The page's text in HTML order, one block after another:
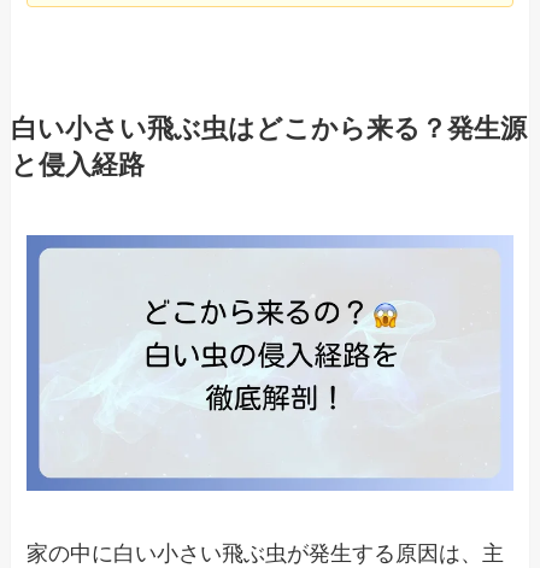
白い小さい飛ぶ虫はどこから来る？発生源
と侵入経路
家の中に白い小さい飛ぶ虫が発生する原因は、主